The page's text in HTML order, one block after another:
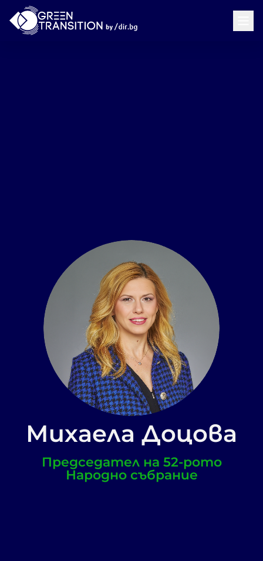
Михаела Доцова
Председател на 52-рото
Народно събрание